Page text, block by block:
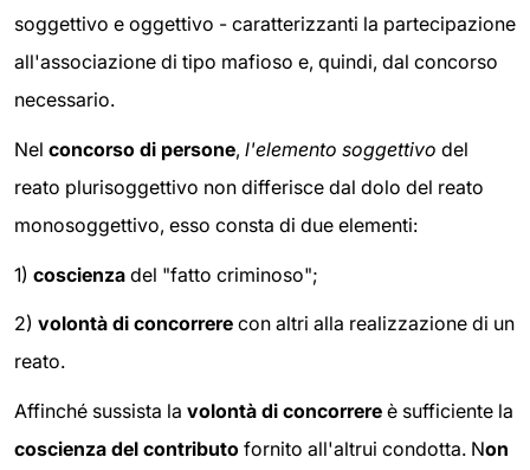
soggettivo e oggettivo - caratterizzanti la partecipazione
all'associazione di tipo mafioso e, quindi, dal concorso
necessario.
Nel concorso di persone, l'elemento soggettivo del
reato plurisoggettivo non differisce dal dolo del reato
monosoggettivo, esso consta di due elementi:
1) coscienza del "fatto criminoso";
2) volontà di concorrere con altri alla realizzazione di un
reato.
Affinché sussista la volontà di concorrere è sufficiente la
coscienza del contributo fornito all'altrui condotta. Non